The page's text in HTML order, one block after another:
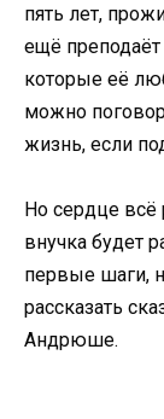
пять лет,
ещё
которые её
можно
жизнь, если
Но сердце всё
внучка будет
первые шаги,
рассказать
Андрюше.